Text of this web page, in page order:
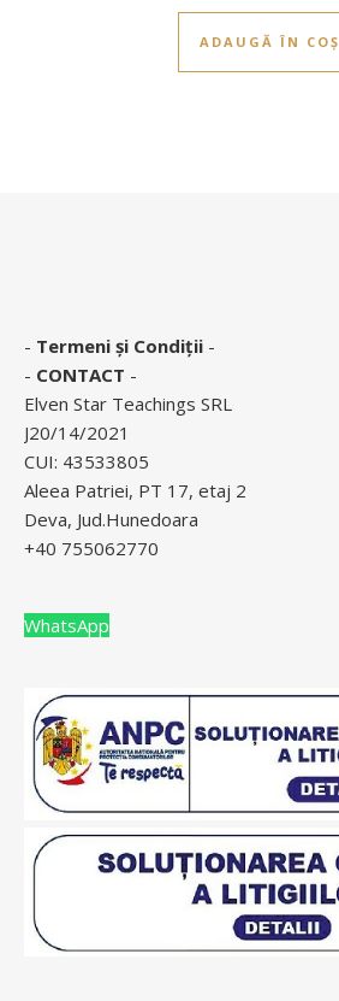
ADAUGĂ ÎN COȘ
- Termeni și Condiții -
- CONTACT -
Elven Star Teachings SRL
J20/14/2021
CUI: 43533805
Aleea Patriei, PT 17, etaj 2
Deva, Jud.Hunedoara
+40 755062770
WhatsApp